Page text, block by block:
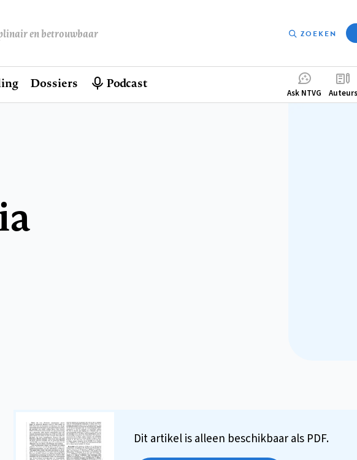
en betrouwbaar ZOEKEN
Dossiers Podcast
Ask NTVG Auteurs
Dit artikel is alleen beschikbaar als PDF.